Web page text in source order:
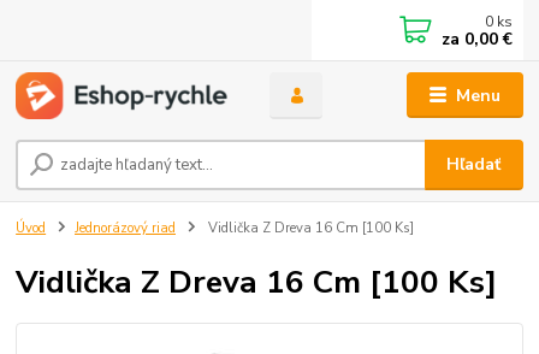
Menu
Hľadať
0 ks
za 0,00 €
Úvod Jednorázový riad Vidlička Z Dreva 16 Cm [100 Ks]
Vidlička Z Dreva 16 Cm [100 Ks]